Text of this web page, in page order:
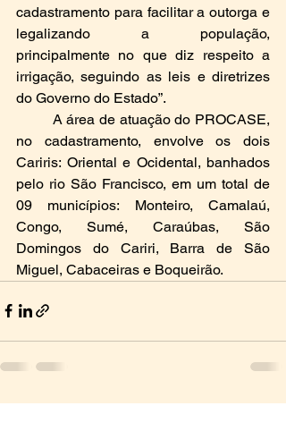
cadastramento para facilitar a outorga e
legalizando a população,
principalmente no que diz respeito a
irrigação, seguindo as leis e diretrizes
do Governo do Estado”.
no cadastramento, envolve os dois
Cariris: Oriental e Ocidental, banhados
pelo rio São Francisco, em um total de
09 municípios: Monteiro, Camalaú,
Congo, Sumé, Caraúbas, São
Domingos do Cariri, Barra de São
Miguel, Cabaceiras e Boqueirão.